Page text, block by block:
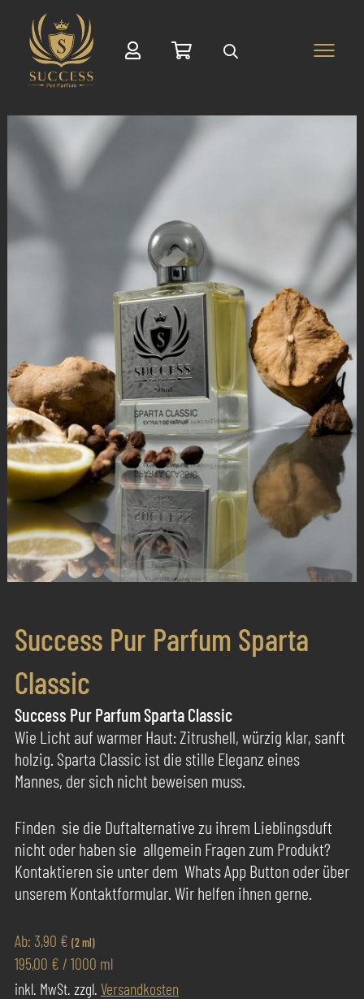
Suche
Success Pur Parfum Sparta
Classic
Success Pur Parfum Sparta Classic
Wie Licht auf warmer Haut: Zitrushell, würzig klar, sanft
holzig. Sparta Classic ist die stille Eleganz eines
Mannes, der sich nicht beweisen muss.
Finden sie die Duftalternative zu ihrem Lieblingsduft
nicht oder haben sie allgemein Fragen zum Produkt?
Kontaktieren sie unter dem Whats App Button oder über
unserem Kontaktformular. Wir helfen ihnen gerne.
Ab: 3,90 € (2 ml)
195,00 € / 1000 ml
inkl. MwSt. zzgl. Versandkosten